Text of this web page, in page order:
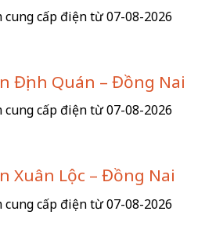
cung cấp điện từ 07-08-2026
Định Quán – Đồng Nai
cung cấp điện từ 07-08-2026
Xuân Lộc – Đồng Nai
cung cấp điện từ 07-08-2026